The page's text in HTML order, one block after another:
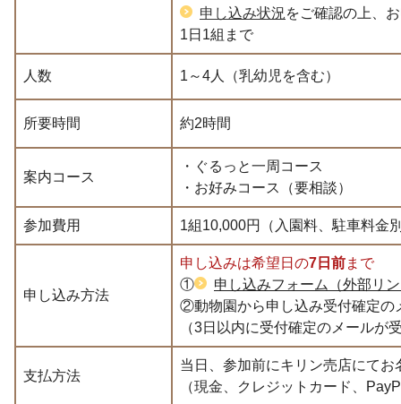
申し込み状況をご確認の上、
1日1組まで
人数 1～4人（乳幼児を含む）
所要時間 約2時間
案内コース
・ぐるっと一周コース
・お好みコース（要相談）
参加費用 1組10,000円（入園料、駐車料金
申し込み方法
申し込みは希望日の7日前まで
①
申し込みフォーム（外部リ
②動物園から申し込み受付確定の
（3日以内に受付確定のメールが
支払方法
当日、参加前にキリン売店にて
（現金、クレジットカード、